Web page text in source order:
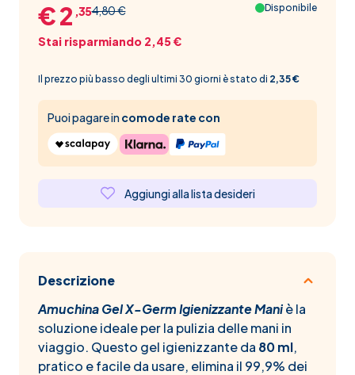
4,80 €
€ 2 ,35
Stai risparmiando 2,45 €
Disponibile
Il prezzo più basso degli ultimi 30 giorni è stato di 2,35 €
Puoi pagare incomode rate con
Aggiungi alla lista desideri
Descrizione
Amuchina Gel X-Germ Igienizzante Maniè la
soluzione ideale per la pulizia delle mani in
viaggio. Questo gel igienizzante da 80 ml,
pratico e facile da usare, elimina il 99,9% dei